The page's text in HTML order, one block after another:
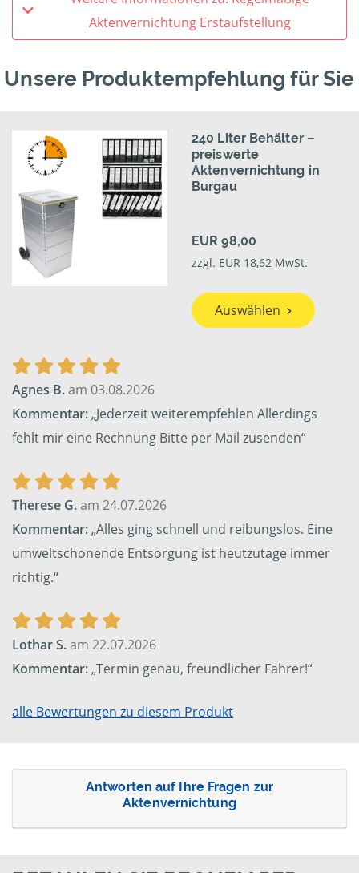
Aktenvernichtung Erstaufstellung
Unsere Produktempfehlung für Sie
240 Liter Behälter –
preiswerte
Aktenvernichtung in
Burgau
EUR 98,00
zzgl. EUR 18,62 MwSt.
Auswählen
Agnes B.am 03.08.2026
Kommentar:„Jederzeit weiterempfehlen Allerdings
fehlt mir eine Rechnung Bitte per Mail zusenden“
Therese G.am 24.07.2026
Kommentar:„Alles ging schnell und reibungslos. Eine
umweltschonende Entsorgung ist heutzutage immer
richtig.“
Lothar S.am 22.07.2026
Kommentar:„Termin genau, freundlicher Fahrer!“
alle Bewertungen zu diesem Produkt
Antworten auf Ihre Fragen zur
Aktenvernichtung